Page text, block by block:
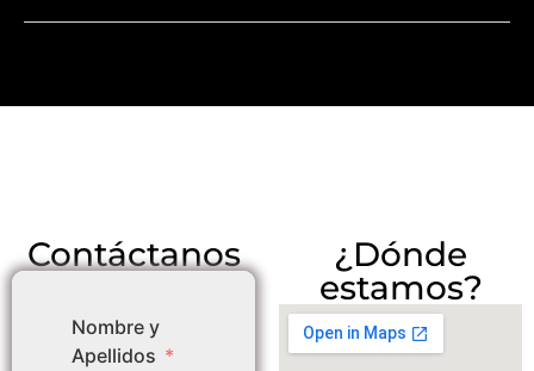
Contáctanos
Nombre y
Apellidos
¿Dónde
estamos?